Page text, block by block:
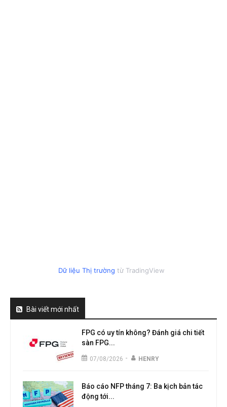
Dữ liệu Thị trường từ TradingView
Bài viết mới nhất
FPG có uy tín không? Đánh giá chi tiết
sàn FPG...
07/08/2026 - HENRY
Báo cáo NFP tháng 7: Ba kịch bản tác
động tới...